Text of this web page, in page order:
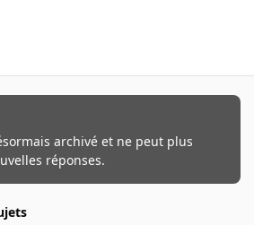
archivé et ne peut plus
réponses.